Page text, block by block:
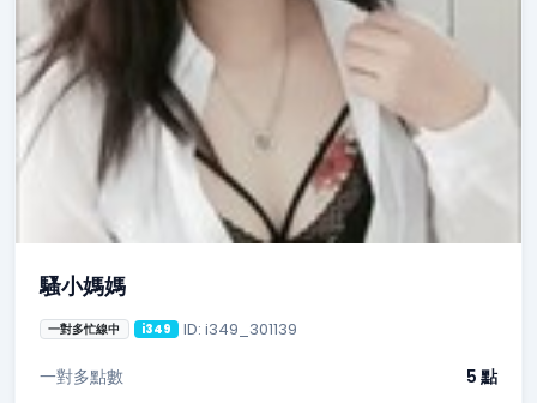
騷小媽媽
一對多忙線中 i349 ID: i349_301139
一對多點數 5 點